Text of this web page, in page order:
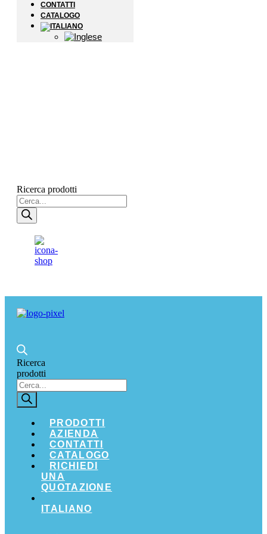
CONTATTI
CATALOGO
Ricerca prodotti
Ricerca
prodotti
PRODOTTI
AZIENDA
CONTATTI
CATALOGO
RICHIEDI
UNA
QUOTAZIONE
ITALIANO